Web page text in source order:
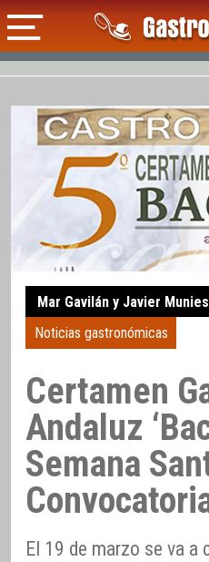
Mar Gavilán y Javier
Noticias gastronómicas
Certamen
Andaluz
Semana
El 19 de marzo se va a